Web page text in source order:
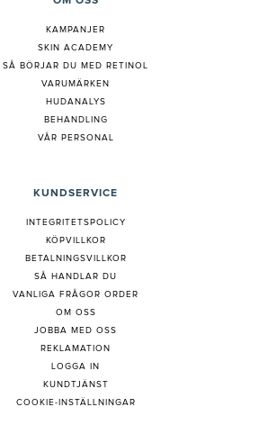
KAMPANJER
SKIN ACADEMY
SÅ BÖRJAR DU MED RETINOL
VARUMÄRKEN
HUDANALYS
BEHANDLING
VÅR PERSONAL
KUNDSERVICE
INTEGRITETSPOLICY
KÖPVILLKOR
BETALNINGSVILLKOR
SÅ HANDLAR DU
VANLIGA FRÅGOR ORDER
OM OSS
JOBBA MED OSS
REKLAMATION
LOGGA IN
KUNDTJÄNST
COOKIE-INSTÄLLNINGAR